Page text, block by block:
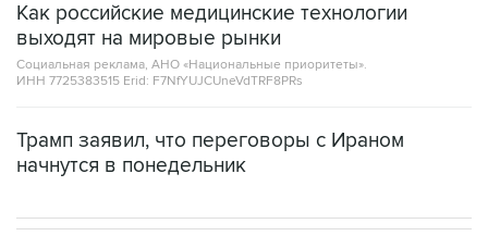
Как российские медицинские технологии
выходят на мировые рынки
Социальная реклама, АНО «Национальные приоритеты».
ИНН 7725383515 Erid: F7NfYUJCUneVdTRF8PRs
Трамп заявил, что переговоры с Ираном
начнутся в понедельник